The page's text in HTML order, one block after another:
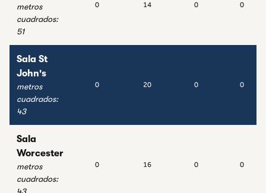
metros
cuadrados:
51
0 14 0 0
Sala St
John's
metros
cuadrados:
43
0 20 0 0
Sala
Worcester
metros
cuadrados:
0 16 0 0